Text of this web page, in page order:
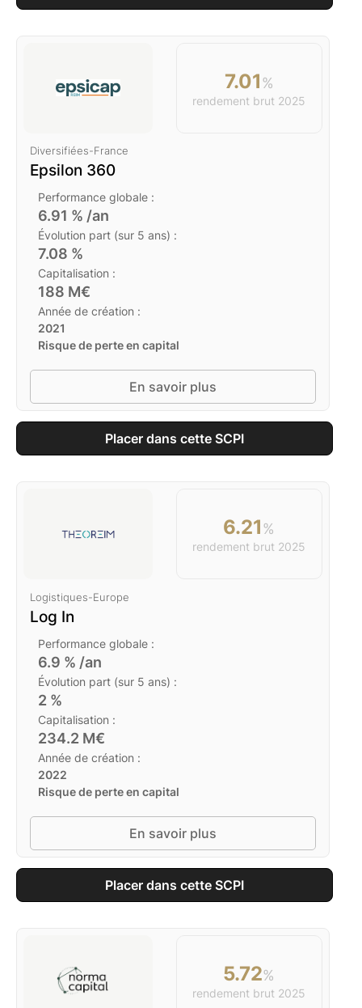
7.01%
rendement brut 2025
Diversifiées-France
Epsilon 360
Performance globale :
6.91 % /an
Évolution part (sur 5 ans) :
7.08 %
Capitalisation :
188 M€
Année de création :
2021
Risque de perte en capital
En savoir plus
Placer dans cette SCPI
6.21%
rendement brut 2025
Logistiques-Europe
Log In
Performance globale :
6.9 % /an
Évolution part (sur 5 ans) :
2 %
Capitalisation :
234.2 M€
Année de création :
2022
Risque de perte en capital
En savoir plus
Placer dans cette SCPI
5.72%
rendement brut 2025